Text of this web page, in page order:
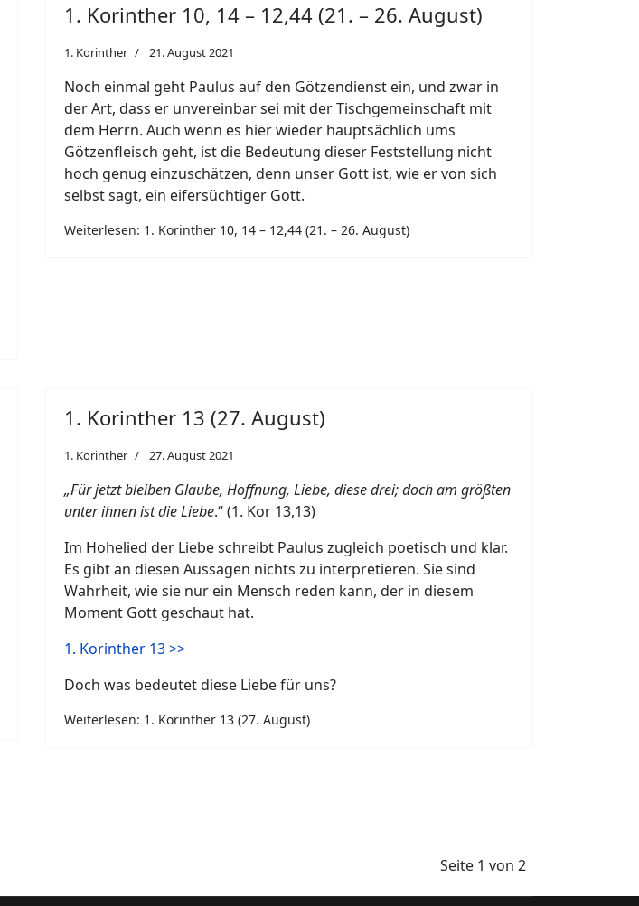
1. Korinther 10, 14 – 12,44 (21. – 26. August)
1. Korinther 21. August 2021
Noch einmal geht Paulus auf den Götzendienst ein, und zwar in
der Art, dass er unvereinbar sei mit der Tischgemeinschaft mit
dem Herrn. Auch wenn es hier wieder hauptsächlich ums
Götzenfleisch geht, ist die Bedeutung dieser Feststellung nicht
hoch genug einzuschätzen, denn unser Gott ist, wie er von sich
selbst sagt, ein eifersüchtiger Gott.
Weiterlesen: 1. Korinther 10, 14 – 12,44 (21. – 26. August)
1. Korinther 13 (27. August)
1. Korinther 27. August 2021
„Für jetzt bleiben Glaube, Hoffnung, Liebe, diese drei; doch am größten
unter ihnen ist die Liebe.“ (1. Kor 13,13)
Im Hohelied der Liebe schreibt Paulus zugleich poetisch und klar.
Es gibt an diesen Aussagen nichts zu interpretieren. Sie sind
Wahrheit, wie sie nur ein Mensch reden kann, der in diesem
Moment Gott geschaut hat.
1. Korinther 13 >>
Doch was bedeutet diese Liebe für uns?
Weiterlesen: 1. Korinther 13 (27. August)
Seite 1 von 2